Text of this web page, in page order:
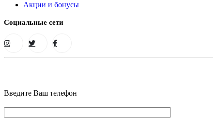
Акции и бонусы
Социальные сети
Введите Ваш телефон